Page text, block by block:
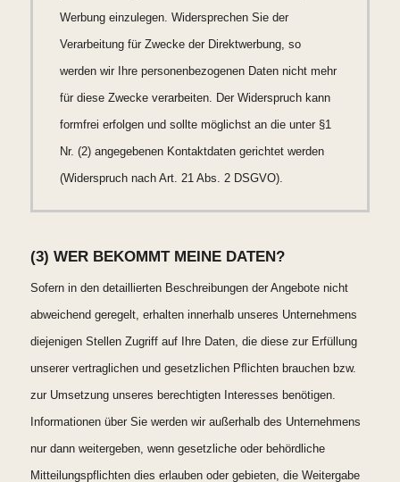
Werbung einzulegen. Widersprechen Sie der
Verarbeitung für Zwecke der Direktwerbung, so
werden wir Ihre personenbezogenen Daten nicht mehr
für diese Zwecke verarbeiten. Der Widerspruch kann
formfrei erfolgen und sollte möglichst an die unter §1
Nr. (2) angegebenen Kontaktdaten gerichtet werden
(Widerspruch nach Art. 21 Abs. 2 DSGVO).
(3) WER BEKOMMT MEINE DATEN?
Sofern in den detaillierten Beschreibungen der Angebote nicht
abweichend geregelt, erhalten innerhalb unseres Unternehmens
diejenigen Stellen Zugriff auf Ihre Daten, die diese zur Erfüllung
unserer vertraglichen und gesetzlichen Pﬂichten brauchen bzw.
zur Umsetzung unseres berechtigten Interesses benötigen.
Informationen über Sie werden wir außerhalb des Unternehmens
nur dann weitergeben, wenn gesetzliche oder behördliche
Mitteilungspflichten dies erlauben oder gebieten, die Weitergabe